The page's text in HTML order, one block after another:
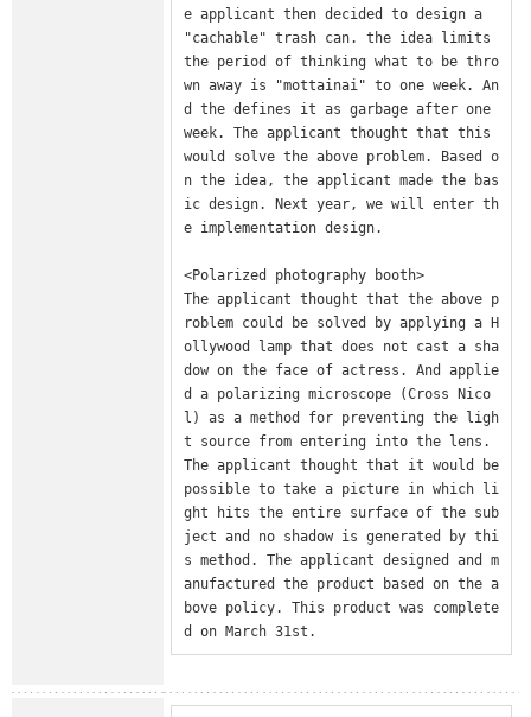
e applicant then decided to design a
"cachable" trash can. the idea limits
the period of thinking what to be thro
wn away is "mottainai" to one week. An
d the defines it as garbage after one
week. The applicant thought that this
would solve the above problem. Based o
n the idea, the applicant made the bas
ic design. Next year, we will enter th
e implementation design.
<Polarized photography booth>
The applicant thought that the above p
roblem could be solved by applying a H
ollywood lamp that does not cast a sha
dow on the face of actress. And applie
d a polarizing microscope (Cross Nico
l) as a method for preventing the ligh
t source from entering into the lens.
The applicant thought that it would be
possible to take a picture in which li
ght hits the entire surface of the sub
ject and no shadow is generated by thi
s method. The applicant designed and m
anufactured the product based on the a
bove policy. This product was complete
d on March 31st.